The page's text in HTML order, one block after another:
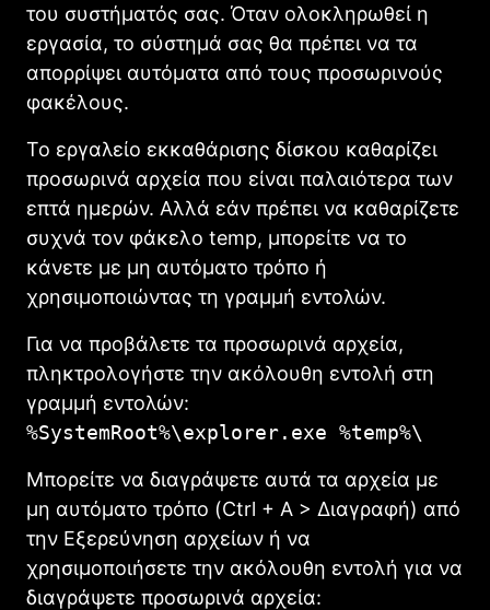
του συστήματός σας. Όταν ολοκληρωθεί η
εργασία, το σύστημά σας θα πρέπει να τα
απορρίψει αυτόματα από τους προσωρινούς
φακέλους.
Το εργαλείο εκκαθάρισης δίσκου καθαρίζει
προσωρινά αρχεία που είναι παλαιότερα των
επτά ημερών. Αλλά εάν πρέπει να καθαρίζετε
συχνά τον φάκελο temp, μπορείτε να το
κάνετε με μη αυτόματο τρόπο ή
χρησιμοποιώντας τη γραμμή εντολών.
Για να προβάλετε τα προσωρινά αρχεία,
πληκτρολογήστε την ακόλουθη εντολή στη
γραμμή εντολών:
%SystemRoot%\explorer.exe %temp%\
Μπορείτε να διαγράψετε αυτά τα αρχεία με
μη αυτόματο τρόπο (Ctrl + A > Διαγραφή) από
την Εξερεύνηση αρχείων ή να
χρησιμοποιήσετε την ακόλουθη εντολή για να
διαγράψετε προσωρινά αρχεία: